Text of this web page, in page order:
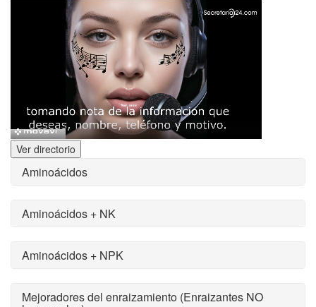
Ver directorio
Aminoácidos
Aminoácidos + NK
Aminoácidos + NPK
Mejoradores del enraizamiento (Enraizantes NO